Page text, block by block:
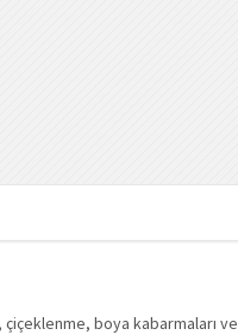
boya kabarmaları ve